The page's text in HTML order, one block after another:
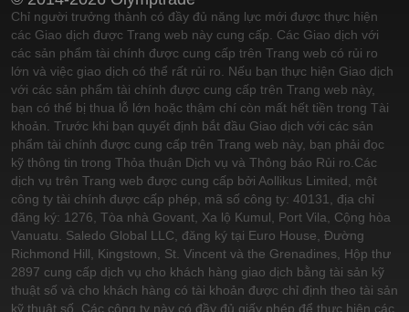
Chỉ người trưởng thành có đầy đủ năng lực mới được thực hiện
các Giao dịch được Trang web này cung cấp. Các Giao dịch với
các sản phẩm tài chính được cung cấp trên Trang web có rủi ro
lớn và việc giao dịch có thể rất rủi ro. Nếu bạn thực hiện Giao dịch
với các sản phẩm tài chính được cung cấp trên Trang web này,
bạn có thể bị thua lỗ lớn hoặc thậm chí còn mất hết tiền trong Tài
khoản. Trước khi bạn quyết định bắt đầu Giao dịch với các sản
phẩm tài chính được cung cấp trên Trang web này, bạn phải đọc
kỹ thông tin trong Thỏa thuận Dịch vụ và Thông báo Rủi ro. Các
dịch vụ trên Trang web được cung cấp bởi Aollikus Limited, một
công ty tài chính được cấp phép, mã số công ty: 40131, địa chỉ
đăng ký: 1276, Tòa nhà Govant, Xa lộ Kumul, Port Vila, Cộng hòa
Vanuatu. Saledo Global LLC, đăng ký tại Euro House, Đường
Richmond Hill, Kingstown, St. Vincent và the Grenadines, Hộp thư
2897 cung cấp dịch vụ cho khách hàng giao dịch bằng tài sản kỹ
thuật số và cho khách hàng có tài khoản được chỉ định theo tài sản
kỹ thuật số. Các công ty này có đầy đủ giấy phép để thực hiện các